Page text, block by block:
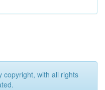
copyright, with all rights